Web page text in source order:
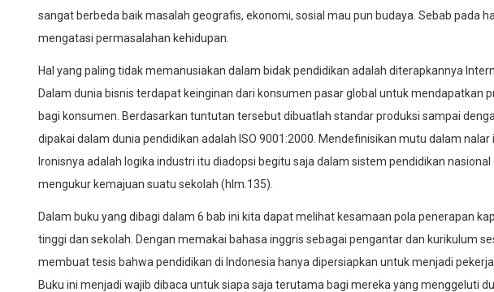
sangat berbeda baik masalah geografis, ekonomi, sosial mau pun budaya. Sebab pada
mengatasi permasalahan kehidupan.
Hal yang paling tidak memanusiakan dalam bidak pendidikan adalah diterapkannya
Dalam dunia bisnis terdapat keinginan dari konsumen pasar global untuk mendapatkan
bagi konsumen. Berdasarkan tuntutan tersebut dibuatlah standar produksi sampai
dipakai dalam dunia pendidikan adalah ISO 9001:2000. Mendefinisikan mutu dalam nalar
Ironisnya adalah logika industri itu diadopsi begitu saja dalam sistem pendidikan
mengukur kemajuan suatu sekolah (hlm.135).
Dalam buku yang dibagi dalam 6 bab ini kita dapat melihat kesamaan pola penerapan
tinggi dan sekolah. Dengan memakai bahasa inggris sebagai pengantar dan kurikulum
membuat tesis bahwa pendidikan di Indonesia hanya dipersiapkan untuk menjadi
Buku ini menjadi wajib dibaca untuk siapa saja terutama bagi mereka yang menggeluti